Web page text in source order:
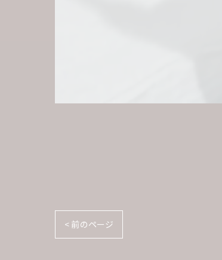
< 前のページ